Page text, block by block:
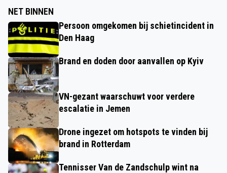
NET BINNEN
Persoon omgekomen bij schietincident in
Den Haag
Brand en doden door aanvallen op Kyiv
VN-gezant waarschuwt voor verdere
escalatie in Jemen
Drone ingezet om hotspots te vinden bij
brand in Rotterdam
Tennisser Van de Zandschulp wint na